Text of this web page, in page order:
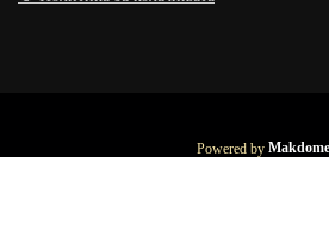
Powered by